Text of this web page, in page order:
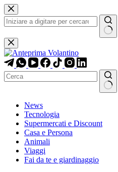
Salta
al
contenuto
Nessun
risultato
risultatoNews
Tecnologia
Supermercati e Discount
Casa e Persona
Animali
Viaggi
Fai da te e giardinaggio